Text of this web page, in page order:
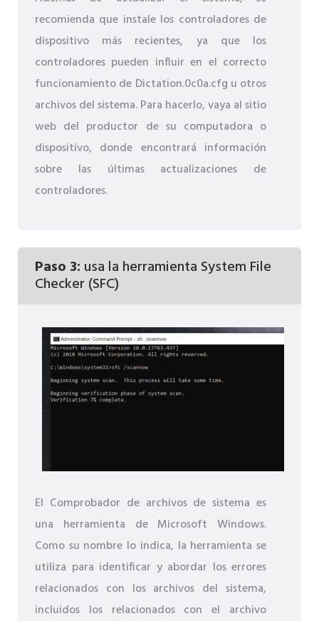
recomienda que instale los controladores de
dispositivo más recientes, ya que los
controladores pueden influir en el correcto
funcionamiento de Dictation.0c0a.cfg u otros
archivos del sistema. Para hacerlo, vaya al sitio
web del productor de su computadora o
dispositivo, donde encontrará información
sobre las últimas actualizaciones de
controladores.
Paso 3: usa la herramienta System File
Checker (SFC)
El Comprobador de archivos de sistema es
una herramienta de Microsoft Windows.
Como su nombre lo indica, la herramienta se
utiliza para identificar y abordar los errores
relacionados con los archivos del sistema,
incluidos los relacionados con el archivo